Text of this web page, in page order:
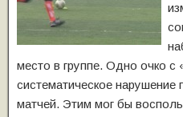
место в группе. Одно очко с
систематическое нарушение
матчей. Этим мог бы